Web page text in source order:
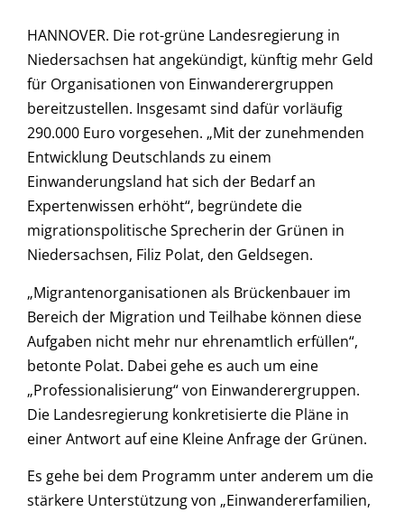
HANNOVER. Die rot-grüne Landesregierung in
Niedersachsen hat angekündigt, künftig mehr Geld
für Organisationen von Einwanderergruppen
bereitzustellen. Insgesamt sind dafür vorläufig
290.000 Euro vorgesehen. „Mit der zunehmenden
Entwicklung Deutschlands zu einem
Einwanderungsland hat sich der Bedarf an
Expertenwissen erhöht“, begründete die
migrationspolitische Sprecherin der Grünen in
Niedersachsen, Filiz Polat, den Geldsegen.
„Migrantenorganisationen als Brückenbauer im
Bereich der Migration und Teilhabe können diese
Aufgaben nicht mehr nur ehrenamtlich erfüllen“,
betonte Polat. Dabei gehe es auch um eine
„Professionalisierung“ von Einwanderergruppen.
Die Landesregierung konkretisierte die Pläne in
einer Antwort auf eine Kleine Anfrage der Grünen.
Es gehe bei dem Programm unter anderem um die
stärkere Unterstützung von „Einwandererfamilien,